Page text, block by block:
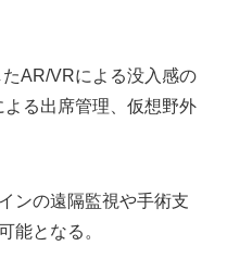
AR/VRによる没入感の
る出席管理、仮想野外
ンの遠隔監視や手術支
能となる。